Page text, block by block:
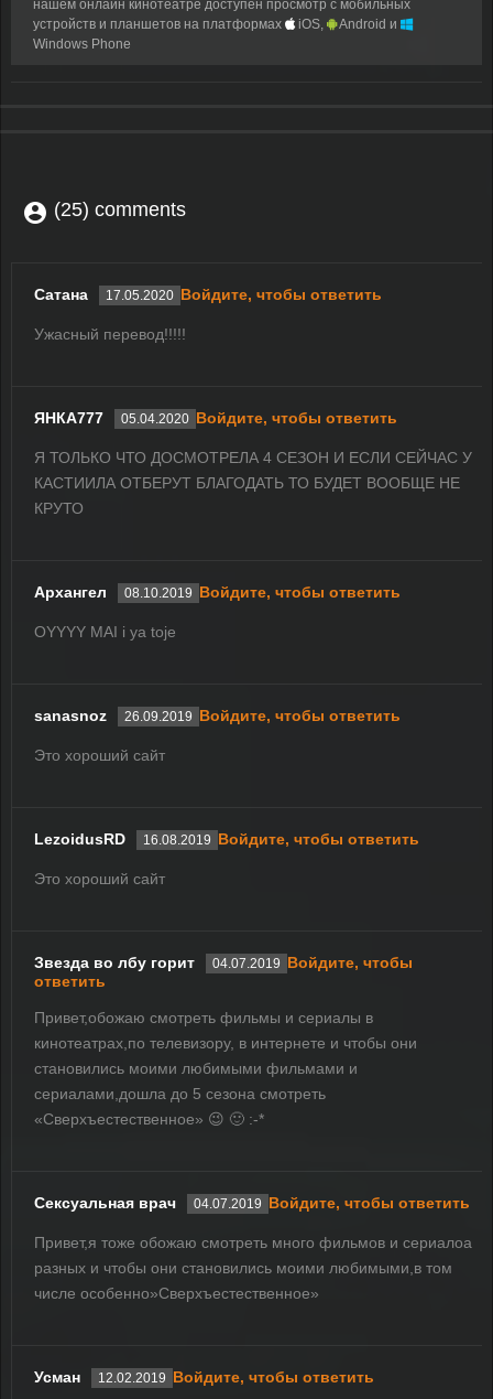
нашем онлайн кинотеатре доступен просмотр с мобильных
устройств и планшетов на платформах
iOS,
Android и
Windows Phone
(25) comments
Сатана 17.05.2020 Войдите, чтобы ответить
Ужасный перевод!!!!!
ЯНКА777 05.04.2020 Войдите, чтобы ответить
Я ТОЛЬКО ЧТО ДОСМОТРЕЛА 4 СЕЗОН И ЕСЛИ СЕЙЧАС У
КАСТИИЛА ОТБЕРУТ БЛАГОДАТЬ ТО БУДЕТ ВООБЩЕ НЕ
КРУТО
Архангел 08.10.2019 Войдите, чтобы ответить
OYYYY MAI i ya toje
sanasnoz 26.09.2019 Войдите, чтобы ответить
Это хороший сайт
LezoidusRD 16.08.2019 Войдите, чтобы ответить
Это хороший сайт
Звезда во лбу горит 04.07.2019 Войдите, чтобы
ответить
Привет,обожаю смотреть фильмы и сериалы в
кинотеатрах,по телевизору, в интернете и чтобы они
становились моими любимыми фильмами и
сериалами,дошла до 5 сезона смотреть
«Сверхъестественное» 😉 🙂 :-*
Сексуальная врач 04.07.2019 Войдите, чтобы ответить
Привет,я тоже обожаю смотреть много фильмов и сериалоа
разных и чтобы они становились моими любимыми,в том
числе особенно»Сверхъестественное»
Усман 12.02.2019 Войдите, чтобы ответить